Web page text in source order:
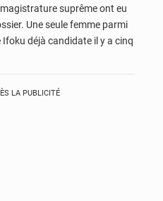
suprême ont eu
Une seule femme parmi
déjà candidate il y a cinq
LA PUBLICITÉ